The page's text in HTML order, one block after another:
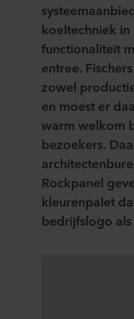
koeltechniek in
functionaliteit
entree. Fischers
zowel
en moest er
warm welkom
bezoekers.
Rockpanel
kleurenpalet
bedrijfslogo als